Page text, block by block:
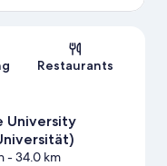
Restaurants
University
- 34.0 km